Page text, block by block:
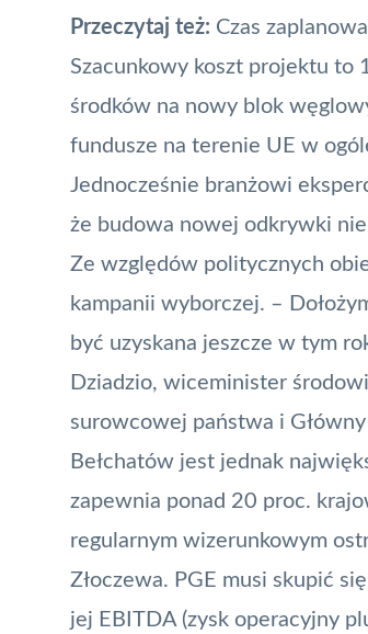
Przeczytaj też: Czas
Szacunkowy koszt projektu to
środków na nowy blok
fundusze na terenie UE w
Jednocześnie branżowi
że budowa nowej odkrywki nie
Ze względów politycznych
kampanii wyborczej. –
być uzyskana jeszcze w tym
Dziadzio, wiceminister
surowcowej państwa i
Bełchatów jest jednak
zapewnia ponad 20 proc.
regularnym wizerunkowym
Złoczewa. PGE musi skupić
jej EBITDA (zysk operacyjny